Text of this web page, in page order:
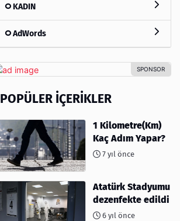
KADIN
AdWords
POPÜLER İÇERIKLER
1 Kilometre(Km)
Kaç Adım Yapar?
7 yıl önce
Atatürk Stadyumu
dezenfekte edildi
6 yıl önce